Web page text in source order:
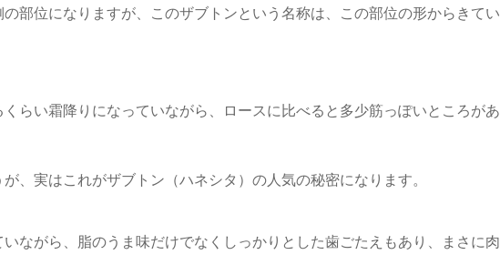
部位になりますが、このザブトンという名称は、この部位の形からきてい
らい霜降りになっていながら、ロースに比べると多少筋っぽいところがあ
、実はこれがザブトン（ハネシタ）の人気の秘密になります。
ながら、脂のうま味だけでなくしっかりとした歯ごたえもあり、まさに肉